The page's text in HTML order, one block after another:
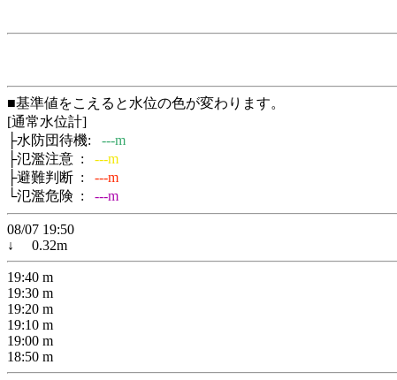
■基準値をこえると水位の色が変わります。
[通常水位計]
├水防団待機: ---m
├氾濫注意 : ---m
├避難判断 : ---m
└氾濫危険 : ---m
08/07 19:50
↓
0.32m
19:40 m
19:30 m
19:20 m
19:10 m
19:00 m
18:50 m